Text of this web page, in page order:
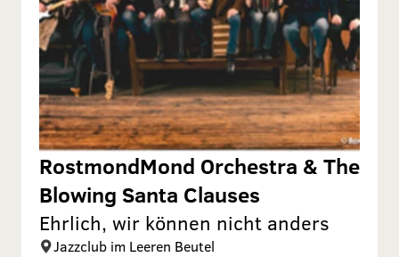
RostmondMond Orchestra & The
Blowing Santa Clauses
Ehrlich, wir können nicht anders
Jazzclub im Leeren Beutel